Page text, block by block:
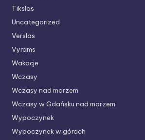
Tikslas
Uncategorized
Verslas
Vyrams
Wakacje
Wczasy
Wczasy nad morzem
Wczasy w Gdańsku nad morzem
Wypoczynek
Wypoczynek w górach